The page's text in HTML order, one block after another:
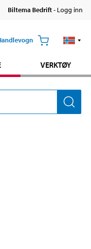
Biltema Bedrift- Logg inn
VERKTØY